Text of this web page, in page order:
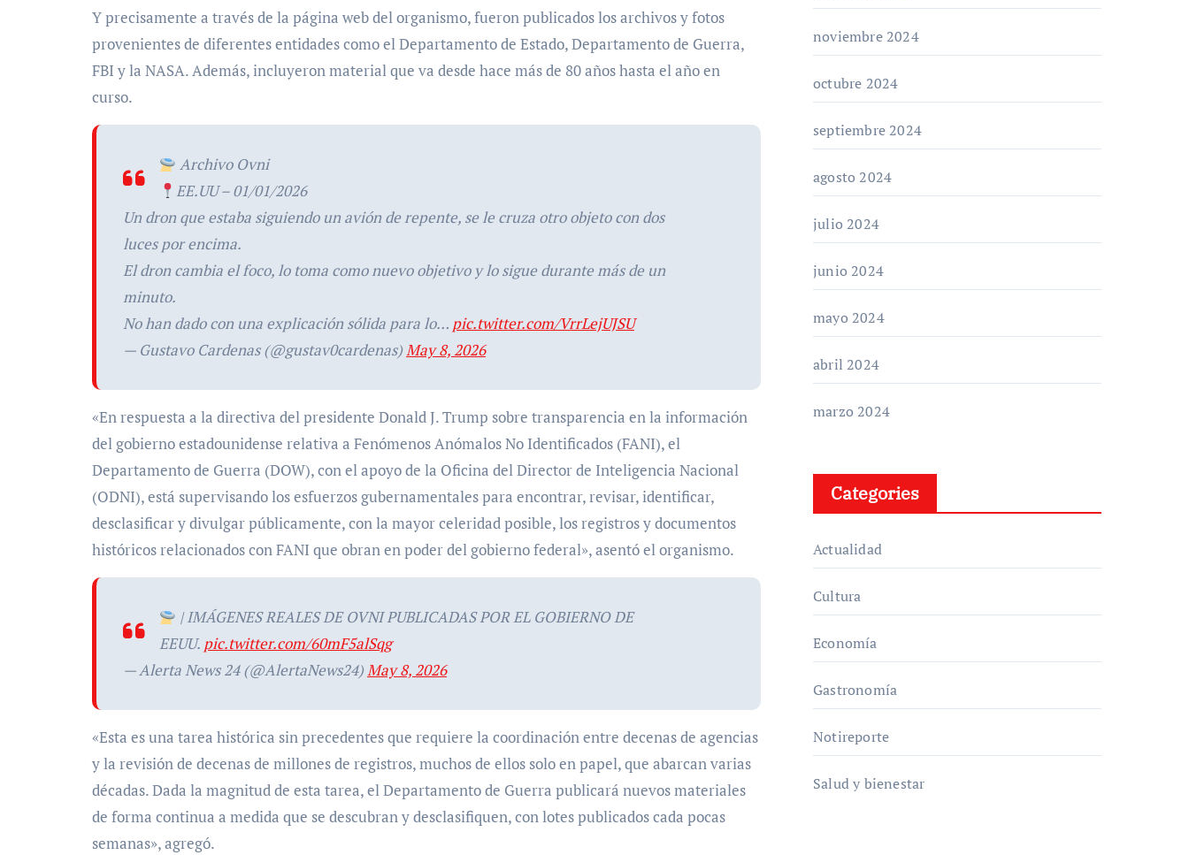
Y precisamente a través de la página webdel organismo, fueron publicados los archivos y fotos
provenientes de diferentes entidades como el Departamento de Estado, Departamento de Guerra,
FBI y la NASA. Además, incluyeron material que va desde hace más de 80 años hasta el año en
curso.
Archivo Ovni
EE.UU – 01/01/2026
Un dron que estaba siguiendo un avión de repente, se le cruza otro objeto con dos
luces por encima.
El dron cambia el foco, lo toma como nuevo objetivo y lo sigue durante más de un
minuto.
No han dado con una explicación sólida para lo… pic.twitter.com/VrrLejUJSU
— Gustavo Cardenas (@gustav0cardenas)May 8, 2026
«En respuesta a la directiva del presidente Donald J. Trump sobre transparencia en la información
del gobierno estadounidense relativa a Fenómenos Anómalos No Identificados (FANI), el
Departamento de Guerra (DOW), con el apoyo de la Oficina del Director de Inteligencia Nacional
(ODNI), está supervisando los esfuerzos gubernamentales para encontrar, revisar, identificar,
desclasificar y divulgar públicamente, con la mayor celeridad posible, los registros y documentos
históricos relacionados con FANI que obran en poder del gobierno federal», asentó el organismo.
| IMÁGENES REALES DE OVNI PUBLICADAS POR EL GOBIERNO DE
EEUU. pic.twitter.com/60mF5alSqg
— Alerta News 24 (@AlertaNews24)May 8, 2026
«Esta es una tarea histórica sin precedentes que requiere la coordinación entre decenas de agencias
y la revisión de decenas de millones de registros, muchos de ellos solo en papel, que abarcan varias
décadas. Dada la magnitud de esta tarea, el Departamento de Guerra publicará nuevos materiales
de forma continua a medida que se descubran y desclasifiquen, con lotes publicados cada pocas
semanas», agregó.
noviembre 2024
octubre 2024
septiembre 2024
agosto 2024
julio 2024
junio 2024
mayo 2024
abril 2024
marzo 2024
Categories
Actualidad
Cultura
Economía
Gastronomía
Notireporte
Salud y bienestar